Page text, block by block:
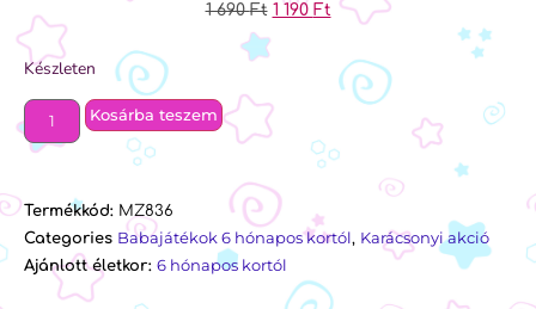
1 690Ft 1 190 Ft
Készleten
Kosárba teszem
Termékkód: MZ836
Categories Babajátékok 6 hónapos kortól, Karácsonyi akció
Ajánlott életkor: 6 hónapos kortól